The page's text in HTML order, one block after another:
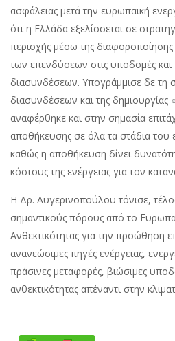
ασφάλειας μετά την ευρωπαϊκή
ότι η Ελλάδα εξελίσσεται σε
περιοχής μέσω της
των επενδύσεων στις υποδομές και
διασυνδέσεων. Υπογράμμισε δε τη
διασυνδέσεων και της
αναφέρθηκε και στην σημασία
αποθήκευσης σε όλα τα στάδια του
καθώς η αποθήκευση δίνει
κόστους της ενέργειας για τον
Η Δρ. Αυγερινοπούλου τόνισε,
σημαντικούς πόρους από το
Ανθεκτικότητας για την προώθηση
ανανεώσιμες πηγές ενέργειας,
πράσινες μεταφορές, βιώσιμες
ανθεκτικότητας απέναντι στην